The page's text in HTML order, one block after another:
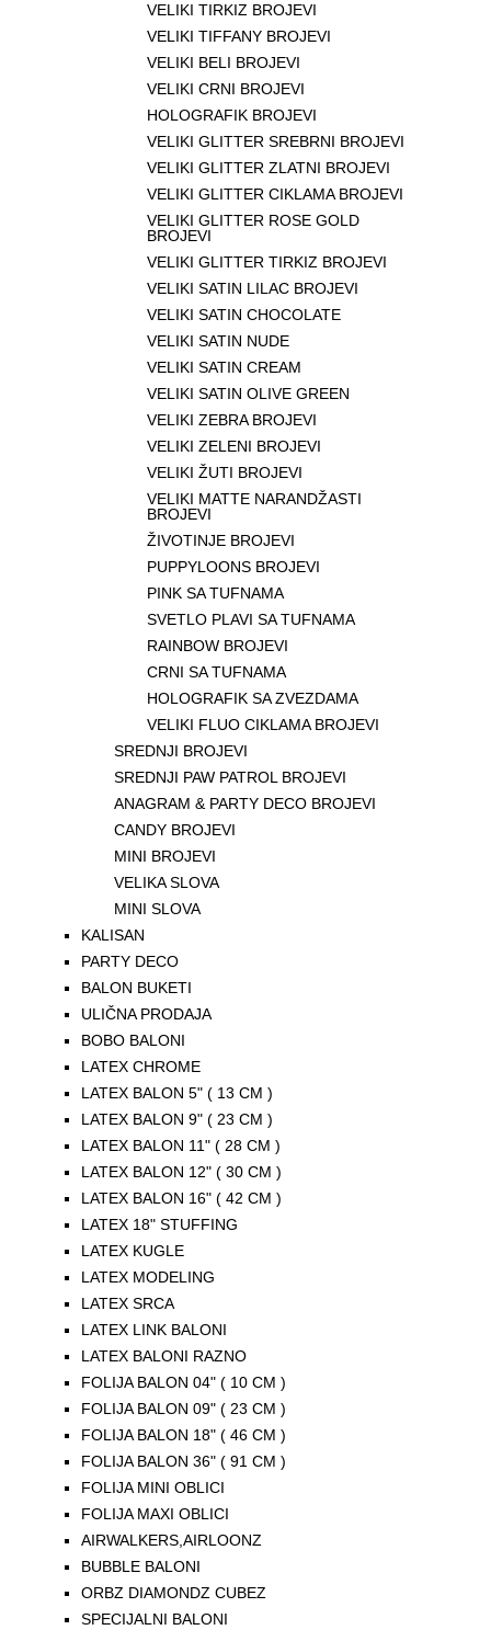
VELIKI TIRKIZ BROJEVI
VELIKI TIFFANY BROJEVI
VELIKI BELI BROJEVI
VELIKI CRNI BROJEVI
HOLOGRAFIK BROJEVI
VELIKI GLITTER SREBRNI BROJEVI
VELIKI GLITTER ZLATNI BROJEVI
VELIKI GLITTER CIKLAMA BROJEVI
VELIKI GLITTER ROSE GOLD
BROJEVI
VELIKI GLITTER TIRKIZ BROJEVI
VELIKI SATIN LILAC BROJEVI
VELIKI SATIN CHOCOLATE
VELIKI SATIN NUDE
VELIKI SATIN CREAM
VELIKI SATIN OLIVE GREEN
VELIKI ZEBRA BROJEVI
VELIKI ZELENI BROJEVI
VELIKI ŽUTI BROJEVI
VELIKI MATTE NARANDŽASTI
BROJEVI
ŽIVOTINJE BROJEVI
PUPPYLOONS BROJEVI
PINK SA TUFNAMA
SVETLO PLAVI SA TUFNAMA
RAINBOW BROJEVI
CRNI SA TUFNAMA
HOLOGRAFIK SA ZVEZDAMA
VELIKI FLUO CIKLAMA BROJEVI
SREDNJI BROJEVI
SREDNJI PAW PATROL BROJEVI
ANAGRAM & PARTY DECO BROJEVI
CANDY BROJEVI
MINI BROJEVI
VELIKA SLOVA
MINI SLOVA
KALISAN
PARTY DECO
BALON BUKETI
ULIČNA PRODAJA
BOBO BALONI
LATEX CHROME
LATEX BALON 5" ( 13 CM )
LATEX BALON 9" ( 23 CM )
LATEX BALON 11" ( 28 CM )
LATEX BALON 12" ( 30 CM )
LATEX BALON 16" ( 42 CM )
LATEX 18" STUFFING
LATEX KUGLE
LATEX MODELING
LATEX SRCA
LATEX LINK BALONI
LATEX BALONI RAZNO
FOLIJA BALON 04" ( 10 CM )
FOLIJA BALON 09" ( 23 CM )
FOLIJA BALON 18" ( 46 CM )
FOLIJA BALON 36" ( 91 CM )
FOLIJA MINI OBLICI
FOLIJA MAXI OBLICI
AIRWALKERS,AIRLOONZ
BUBBLE BALONI
ORBZ DIAMONDZ CUBEZ
SPECIJALNI BALONI